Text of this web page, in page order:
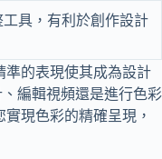
具，有利於創作設計
準的表現使其成為設計
編輯視頻還是進行色彩
現色彩的精確呈現，